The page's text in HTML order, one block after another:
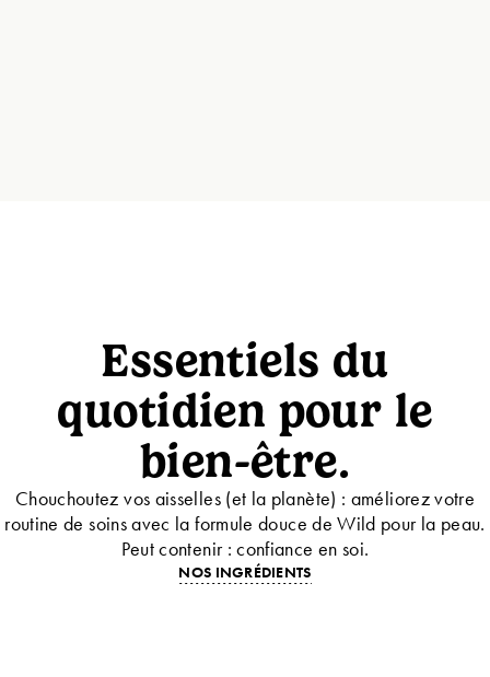
Essentiels du
quotidien pour le
bien-être.
Chouchoutez vos aisselles (et la planète) : améliorez votre
routine de soins avec la formule douce de Wild pour la peau.
Peut contenir : confiance en soi.
NOS INGRÉDIENTS